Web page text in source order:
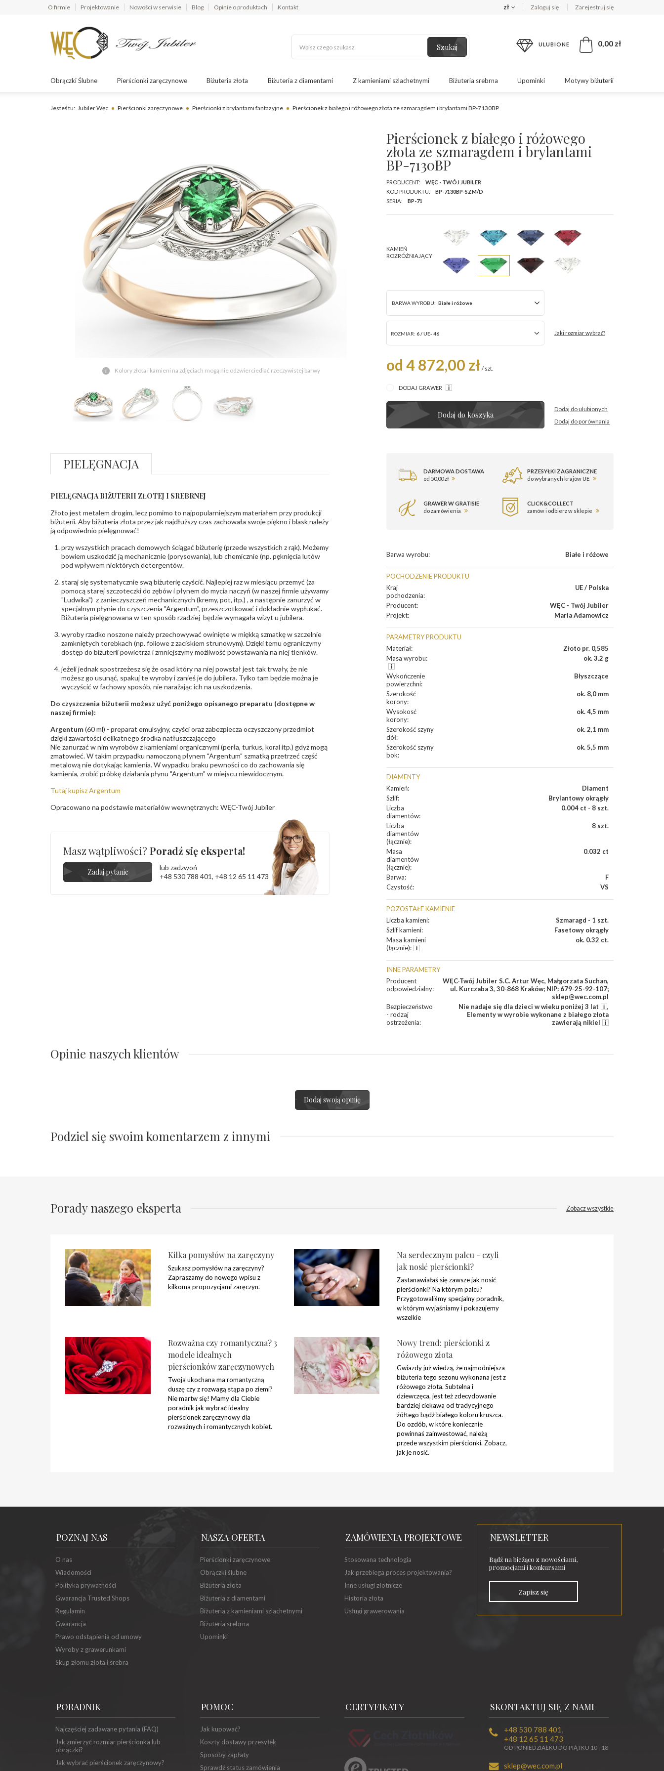
O firmie Projektowanie Nowości w serwisie Blog Opinie o produktach Kontakt zł Zaloguj się Zarejestruj się
Szukaj ULUBIONE 0,00 zł
Obrączki Ślubne Pierścionki zaręczynowe Biżuteria złota Biżuteria z diamentami Z kamieniami szlachetnymi Biżuteria srebrna Upominki Motywy biżuterii
Jesteś tu: Jubiler Węc Pierścionki zaręczynowe Pierścionki z brylantami fantazyjne Pierścionek z białego i różowego złota ze szmaragdem i brylantami BP-7130BP
Kolory złota i kamieni na zdjęciach mogą nie odzwierciedlać rzeczywistej barwy
Pierścionek z białego i różowego
złota ze szmaragdem i brylantami
BP-7130BP
PRODUCENT:
WĘC - TWÓJ JUBILER
KOD PRODUKTU:
BP-7130BP-SZM/D
SERIA:
BP-71
KAMIEŃ
ROZRÓŻNIAJĄCY
BARWA WYROBU: Białe i różowe
ROZMIAR: 6 / UE- 46 Jaki rozmiar wybrać?
od 4 872,00 zł / szt.
DODAJ GRAWER
Dodaj do koszyka
Dodaj do ulubionych
Dodaj do porównania
DARMOWA DOSTAWA
od 50,00 zł
PRZESYŁKI ZAGRANICZNE
do wybranych krajów UE
GRAWER W GRATISIE
do zamówienia
CLICK&COLLECT
zamów i odbierz w sklepie
Barwa wyrobu: Białe i różowe
POCHODZENIE PRODUKTU
Kraj
pochodzenia:
UE / Polska
Producent:
WĘC - Twój Jubiler
Projekt: Maria Adamowicz
PARAMETRY PRODUKTU
Materiał:
Złoto pr. 0,585
Masa wyrobu: ok. 3.2 g
Wykończenie
powierzchni:
Błyszczące
Szerokość
korony:
ok. 8,0 mm
Wysokosć
korony:
ok. 4,5 mm
Szerokość szyny
dół:
ok. 2,1 mm
Szerokość szyny
bok:
ok. 5,5 mm
DIAMENTY
Kamień:
Diament
Szlif:
Brylantowy okrągły
Liczba
diamentów:
0.004 ct - 8 szt.
Liczba
diamentów
(łącznie):
8 szt.
Masa
diamentów
(łącznie):
0.032 ct
Barwa:
F
Czystość: VS
POZOSTAŁE KAMIENIE
Liczba kamieni:
Szmaragd - 1 szt.
Szlif kamieni:
Fasetowy okrągły
Masa kamieni
(łącznie):
ok. 0.32 ct.
INNE PARAMETRY
Producent
odpowiedzialny:
WĘC-Twój Jubiler S.C. Artur Węc, Małgorzata Suchan,
ul. Kurczaba 3, 30-868 Kraków; NIP: 679-25-92-107;
sklep@wec.com.pl
Bezpieczeństwo
- rodzaj
ostrzeżenia:
Nie nadaje się dla dzieci w wieku poniżej 3 lat
,
Elementy w wyrobie wykonane z białego złota
zawierają nikiel
PIELĘGNACJA
PIELĘGNACJA BIŻUTERII ZŁOTEJ I SREBRNEJ
Złoto jest metalem drogim, lecz pomimo to najpopularniejszym materiałem przy produkcji
biżuterii. Aby biżuteria złota przez jak najdłuższy czas zachowała swoje piękno i blask należy
ją odpowiednio pielęgnować!
przy wszystkich pracach domowych ściągać biżuterię (przede wszystkich z rąk). Możemy
bowiem uszkodzić ją mechanicznie (porysowania), lub chemicznie (np. pęknięcia lutów
pod wpływem niektórych detergentów.
staraj się systematycznie swą biżuterię czyścić. Najlepiej raz w miesiącu przemyć (za
pomocą starej szczoteczki do zębów i płynem do mycia naczyń (w naszej firmie używamy
"Ludwika") z zanieczyszczeń mechanicznych (kremy, pot, itp.) , a następnie zanurzyć w
specjalnym płynie do czyszczenia "Argentum", przeszczotkować i dokładnie wypłukać.
Biżuteria pielęgnowana w ten sposób rzadziej będzie wymagała wizyt u jubilera.
wyroby rzadko noszone należy przechowywać owinięte w miękką szmatkę w szczelnie
zamkniętych torebkach (np. foliowe z zaciskiem strunowym). Dzięki temu ograniczymy
dostęp do biżuterii powietrza i zmniejszymy możliwość powstawania na niej tlenków.
jeżeli jednak spostrzeżesz się że osad który na niej powstał jest tak trwały, że nie
możesz go usunąć, spakuj te wyroby i zanieś je do jubilera. Tylko tam będzie można je
wyczyścić w fachowy sposób, nie narażając ich na uszkodzenia.
Do czyszczenia biżuterii możesz użyć poniżego opisanego preparatu (dostępne w
naszej firmie):
Argentum(60 ml) - preparat emulsyjny, czyści oraz zabezpiecza oczyszczony przedmiot
dzięki zawartości delikatnego środka natłuszczającego
Nie zanurzać w nim wyrobów z kamieniami organicznymi (perła, turkus, koral itp.) gdyż mogą
zmatowieć. W takim przypadku namoczoną płynem "Argentum" szmatką przetrzeć część
metalową nie dotykając kamienia. W wypadku braku pewności co do zachowania się
kamienia, zrobić próbkę działania płynu "Argentum" w miejscu niewidocznym.
Tutaj kupisz Argentum
Opracowano na podstawie materiałów wewnętrznych: WĘC-Twój Jubiler
Masz wątpliwości? Poradź się eksperta!
Zadaj pytanie
lub zadzwoń
+48 530 788 401, +48 12 65 11 473
Opinie naszych klientów
Dodaj swoją opinię
Podziel się swoim komentarzem z innymi
Porady naszego eksperta Zobacz wszystkie
Kilka pomysłów na zaręczyny
Szukasz pomysłów na zaręczyny?
Zapraszamy do nowego wpisu z
kilkoma propozycjami zaręczyn.
Na serdecznym palcu - czyli
jak nosić pierścionki?
Zastanawiałaś się zawsze jak nosić
pierścionki? Na którym palcu?
Przygotowaliśmy specjalny poradnik,
w którym wyjaśniamy i pokazujemy
wszelkie
Rozważna czy romantyczna? 3
modele idealnych
pierścionków zaręczynowych
Twoja ukochana ma romantyczną
duszę czy z rozwagą stąpa po ziemi?
Nie martw się! Mamy dla Ciebie
poradnik jak wybrać idealny
pierścionek zaręczynowy dla
rozważnych i romantycznych kobiet.
Nowy trend: pierścionki z
różowego złota
Gwiazdy już wiedzą, że najmodniejsza
biżuteria tego sezonu wykonana jest z
różowego złota. Subtelna i
dziewczęca, jest też zdecydowanie
bardziej ciekawa od tradycyjnego
żółtego bądź białego koloru kruszca.
Do ozdób, w które koniecznie
powinnaś zainwestować, należą
przede wszystkim pierścionki. Zobacz,
jak je nosić.
POZNAJ NAS
O nas
Wiadomości
Polityka prywatności
Gwarancja Trusted Shops
Regulamin
Gwarancja
Prawo odstąpienia od umowy
Wyroby z grawerunkami
Skup złomu złota i srebra
NASZA OFERTA
Pierścionki zaręczynowe
Obrączki ślubne
Biżuteria złota
Biżuteria z diamentami
Biżuteria z kamieniami szlachetnymi
Biżuteria srebrna
Upominki
ZAMÓWIENIA PROJEKTOWE
Stosowana technologia
Jak przebiega proces projektowania?
Inne usługi złotnicze
Historia złota
Usługi grawerowania
NEWSLETTER
Bądź na bieżąco z nowościami,
promocjami i konkursami
Zapisz się
PORADNIK
Najczęściej zadawane pytania (FAQ)
Jak zmierzyć rozmiar pierścionka lub
obrączki?
Jak wybrać pierścionek zaręczynowy?
POMOC
Jak kupować?
Koszty dostawy przesyłek
Sposoby zapłaty
Sprawdź status zamówienia
CERTYFIKATY SKONTAKTUJ SIĘ Z NAMI
+48 530 788 401 ,
+48 12 65 11 473
OD PONIEDZIAŁKU DO PIĄTKU 10 - 18
sklep@wec.com.pl